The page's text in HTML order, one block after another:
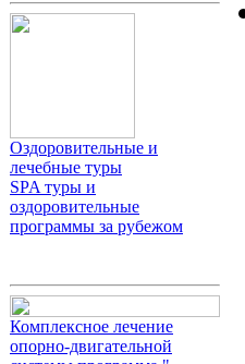
Оздоровительные и
лечебные туры
SPA туры и
оздоровительные
программы за рубежом
Комплексное лечение
опорно-двигательной